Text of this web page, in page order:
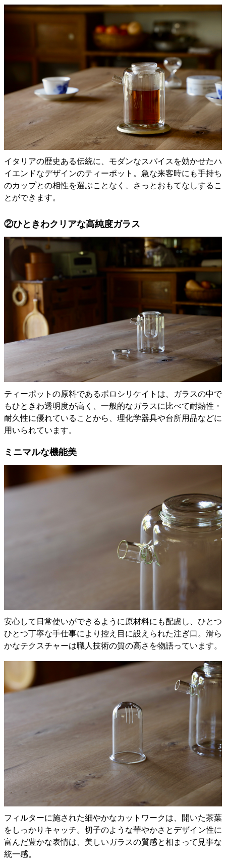
イタリアの歴史ある伝統に、モダンなスパイスを効かせたハ
イエンドなデザインのティーポット。急な来客時にも手持ち
のカップとの相性を選ぶことなく、さっとおもてなしするこ
とができます。
②ひときわクリアな高純度ガラス
ティーポットの原料であるボロシリケイトは、ガラスの中で
もひときわ透明度が高く、一般的なガラスに比べて耐熱性・
耐久性に優れていることから、理化学器具や台所用品などに
用いられています。
ミニマルな機能美
安心して日常使いができるように原材料にも配慮し、ひとつ
ひとつ丁寧な手仕事により控え目に設えられた注ぎ口。滑ら
かなテクスチャーは職人技術の質の高さを物語っています。
フィルターに施された細やかなカットワークは、開いた茶葉
をしっかりキャッチ。切子のような華やかさとデザイン性に
富んだ豊かな表情は、美しいガラスの質感と相まって見事な
統一感。